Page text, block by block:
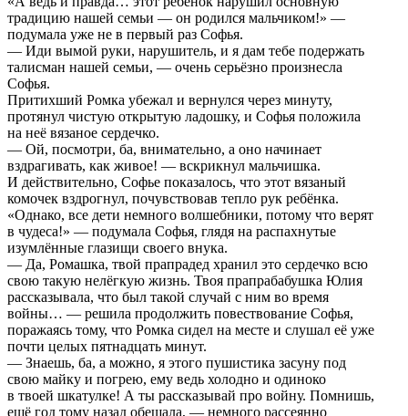
традицию нашей семьи — он родился мальчиком!» —
подумала уже не в первый раз Софья.
— Иди вымой руки, нарушитель, и я дам тебе подержать
талисман нашей семьи, — очень серьёзно произнесла
Софья.
Притихший Ромка убежал и вернулся через минуту,
протянул чистую открытую ладошку, и Софья положила
на неё вязаное сердечко.
— Ой, посмотри, ба, внимательно, а оно начинает
вздрагивать, как живое! — вскрикнул мальчишка.
И действительно, Софье показалось, что этот вязаный
комочек вздрогнул, почувствовав тепло рук ребёнка.
«Однако, все дети немного волшебники, потому что верят
в чудеса!» — подумала Софья, глядя на распахнутые
изумлённые глазищи своего внука.
— Да, Ромашка, твой прапрадед хранил это сердечко всю
свою такую нелёгкую жизнь. Твоя прапрабабушка Юлия
рассказывала, что был такой случай с ним во время
войны… — решила продолжить повествование Софья,
поражаясь тому, что Ромка сидел на месте и слушал её уже
почти целых пятнадцать минут.
— Знаешь, ба, а можно, я этого пушистика засуну под
свою майку и погрею, ему ведь холодно и одиноко
в твоей шкатулке! А ты рассказывай про войну. Помнишь,
ещё год тому назад обещала, — немного рассеянно